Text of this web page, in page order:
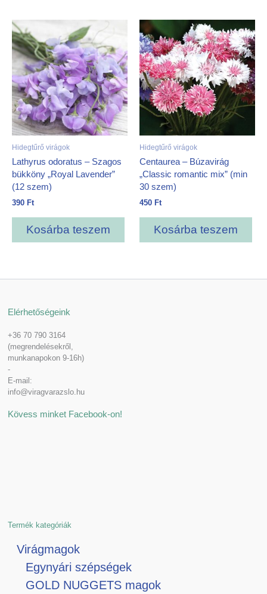
Hidegtűrő virágok
Lathyrus odoratus – Szagos
bükköny „Royal Lavender”
(12 szem)
390 Ft
Kosárba teszem
Hidegtűrő virágok
Centaurea – Búzavirág
„Classic romantic mix” (min
30 szem)
450 Ft
Kosárba teszem
Elérhetőségeink
+36 70 790 3164
(megrendelésekről,
munkanapokon 9-16h)
-
E-mail:
info@viragvarazslo.hu
Kövess minket Facebook-on!
Termék kategóriák
Virágmagok
Egynyári szépségek
GOLD NUGGETS magok